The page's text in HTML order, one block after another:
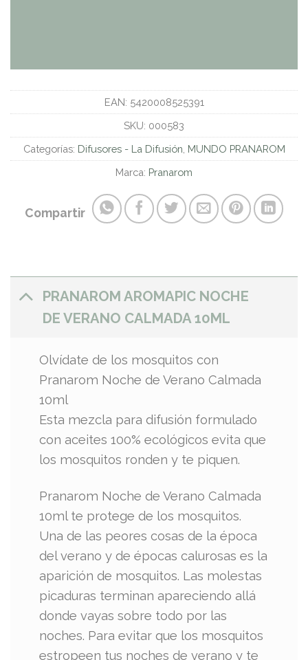
EAN: 5420008525391
SKU: 000583
Categorías: Difusores - La Difusión MUNDO PRANAROM
Marca: Pranarom
Compartir
PRANAROM AROMAPIC NOCHE
DE VERANO CALMADA 10ML
Olvídate de los mosquitos con
Pranarom Noche de Verano Calmada
10ml
Esta mezcla para difusión formulado
con aceites 100% ecológicos evita que
los mosquitos ronden y te piquen.
Pranarom Noche de Verano Calmada
10ml te protege de los mosquitos.
Una de las peores cosas de la época
del verano y de épocas calurosas es la
aparición de mosquitos. Las molestas
picaduras terminan apareciendo allá
donde vayas sobre todo por las
noches. Para evitar que los mosquitos
estropeen tus noches de verano y te